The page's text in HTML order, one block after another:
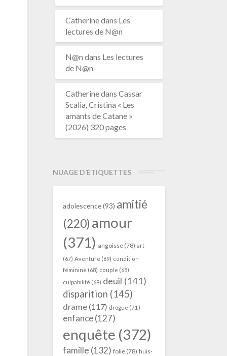
Catherinedans Les
lectures de N@n
N@n dans Les lectures
de N@n
Catherinedans Cassar
Scalia, Cristina « Les
amants de Catane »
(2026) 320 pages
NUAGE D’ÉTIQUETTES
adolescence(93) amitié
(220) amour
(371) angoisse(78) art
(67) Aventure (69) condition
féminine (68) couple (68)
culpabilité (69) deuil (141)
disparition (145)
drame(117) drogue (71)
enfance(127)
enquête (372)
famille (132) folie(78) huis-